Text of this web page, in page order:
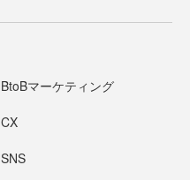
BtoBマーケティング
CX
SNS